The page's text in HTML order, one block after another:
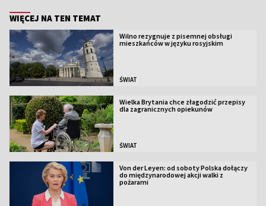
WIĘCEJ NA TEN TEMAT
Wilno rezygnuje z pisemnej obsługi
mieszkańców w języku rosyjskim
ŚWIAT
Wielka Brytania chce złagodzić przepisy
dla zagranicznych opiekunów
ŚWIAT
Von der Leyen: od soboty Polska dołączy
do międzynarodowej akcji walki z
pożarami